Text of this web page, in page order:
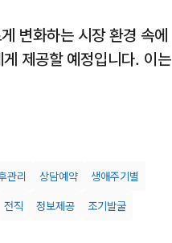
변화하는 시장 환경 속에
제공할 예정입니다. 이는
관리 상담예약 생애주기별
전직 정보제공 조기발굴